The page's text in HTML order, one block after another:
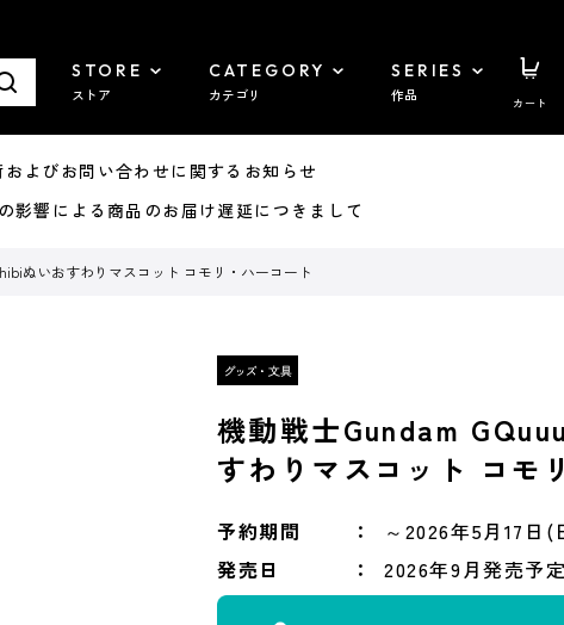
STORE
ストア
CATEGORY
カテゴリ
SERIES
作品 カート
びお問い合わせに関するお知らせ
響による商品のお届け遅延につきまして
ぬいおすわりマスコット コモリ・ハーコート
機動戦士Gundam
すわりマスコット コモ
予約期間
～2026年5月17日
発売日
2026年9月発売予定